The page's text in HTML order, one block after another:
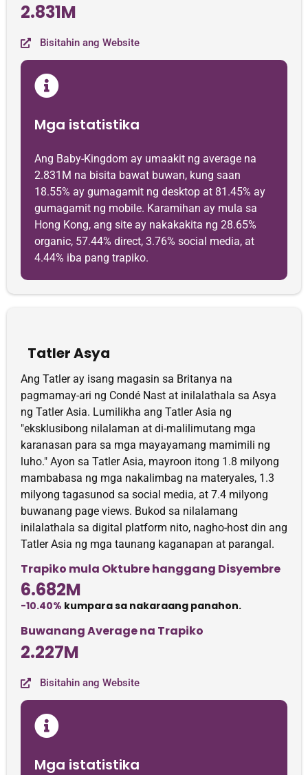
2.831M
Bisitahin ang Website
Mga istatistika
Ang Baby-Kingdom ay umaakit ng average na
2.831M na bisita bawat buwan, kung saan
18.55% ay gumagamit ng desktop at 81.45% ay
gumagamit ng mobile. Karamihan ay mula sa
Hong Kong, ang site ay nakakakita ng 28.65%
organic, 57.44% direct, 3.76% social media, at
4.44% iba pang trapiko.
Tatler Asya
Ang Tatler ay isang magasin sa Britanya na
pagmamay-ari ng Condé Nast at inilalathala sa Asya
ng Tatler Asia. Lumilikha ang Tatler Asia ng
"eksklusibong nilalaman at di-malilimutang mga
karanasan para sa mga mayayamang mamimili ng
luho." Ayon sa Tatler Asia, mayroon itong 1.8 milyong
mambabasa ng mga nakalimbag na materyales, 1.3
milyong tagasunod sa social media, at 7.4 milyong
buwanang page views. Bukod sa nilalamang
inilalathala sa digital platform nito, nagho-host din ang
Tatler Asia ng mga taunang kaganapan at parangal.
Trapiko mula Oktubre hanggang Disyembre
6.682M
-10.40% kumpara sa nakaraang panahon.
Buwanang Average na Trapiko
2.227M
Bisitahin ang Website
Mga istatistika